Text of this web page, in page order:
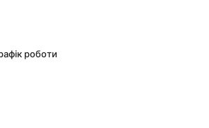
роботи